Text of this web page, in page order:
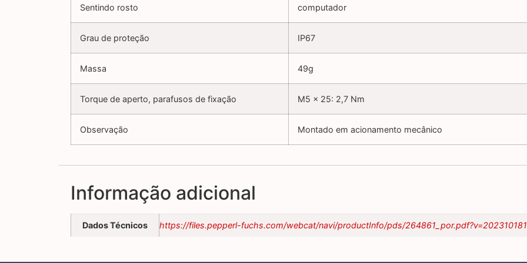
Sentindo rosto computador
Grau de proteção IP67
Massa 49g
Torque de aperto, parafusos de fixação M5 x 25: 2,7 Nm
Observação Montado em acionamento mecânico
Informação adicional
Dados Técnicos https://files.pepperl-fuchs.com/webcat/navi/productInfo/pds/